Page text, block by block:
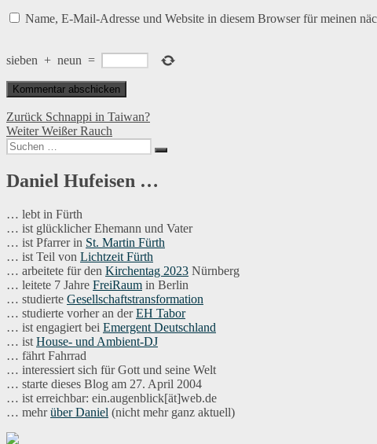
Name, E-Mail-Adresse und Website in diesem Browser für meinen
sieben + neun =
Beitragsnavigation
Zurück Vorheriger
Beitrag:
Schnappi in Taiwan?
Weiter Nächster
Beitrag:
Weißer Rauch
Suchen
nach:
Suchen
Daniel Hufeisen …
… lebt in Fürth
… ist glücklicher Ehemann und Vater
… ist Pfarrer in St. Martin Fürth
… ist Teil von Lichtzeit Fürth
… arbeitete für den Kirchentag 2023 Nürnberg
… leitete 7 Jahre FreiRaum in Berlin
… studierte Gesellschaftstransformation
… studierte vorher an derEH Tabor
… ist engagiert bei Emergent Deutschland
… ist House- und Ambient-DJ
… fährt Fahrrad
… interessiert sich für Gott und seine Welt
… starte dieses Blog am 27. April 2004
… ist erreichbar: ein.augenblick[ät]web.de
… mehrüber Daniel (nicht mehr ganz aktuell)